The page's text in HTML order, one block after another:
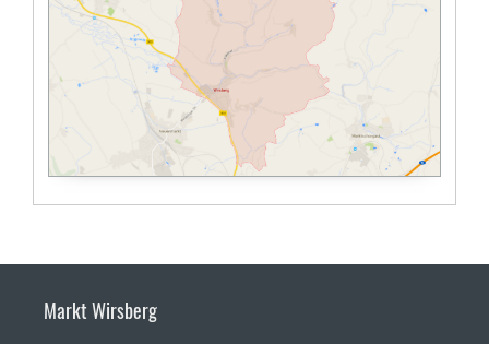
Markt Wirsberg